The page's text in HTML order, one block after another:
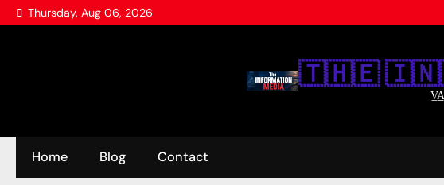
Skip
to
Thursday, Aug 06, 2026
🇹‌🇭‌🇪‌
Home Blog Contact